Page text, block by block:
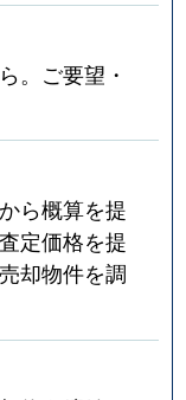
。ご要望・
ら概算を提
定価格を提
却物件を調